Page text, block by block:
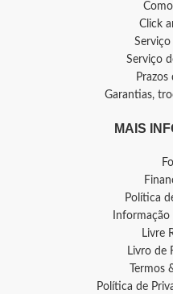
Click
Serviço
Serviço
Prazos
Garantias,
MAIS
Política
Livre
Livro de
Termos
Política de